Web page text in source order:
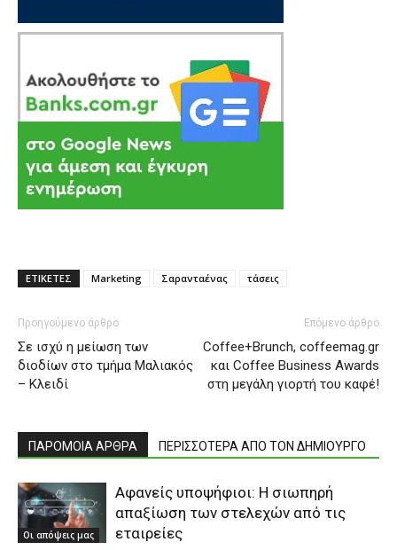
ΕΤΙΚΕΤΕΣ Marketing Σαρανταένας τάσεις
Προηγούμενο άρθρο
Σε ισχύ η μείωση των
διοδίων στο τμήμα Μαλιακός
– Κλειδί
Επόμενο άρθρο
Coffee+Brunch, coffeemag.gr
και Coffee Business Awards
στη μεγάλη γιορτή του καφέ!
ΠΑΡΟΜΟΙΑ ΑΡΘΡΑ ΠΕΡΙΣΣΟΤΕΡΑ ΑΠΟ ΤΟΝ ΔΗΜΙΟΥΡΓΟ
Οι απόψεις μας
Aφανείς υποψήφιοι: Η σιωπηρή
απαξίωση των στελεχών από τις
εταιρείες